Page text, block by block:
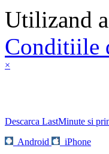
Utilizand
Conditiile
×
Descarca LastMinute si
Android
iPhone